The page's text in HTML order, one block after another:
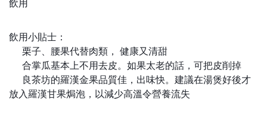
飲用
飲用小貼士：
栗子、腰果代替肉類， 健康又清甜
合掌瓜基本上不用去皮。如果太老的話，可把皮削掉
良茶坊的羅漢金果品質佳，出味快。建議在湯煲好後才
放入羅漢甘果焗泡，以減少高溫令營養流失